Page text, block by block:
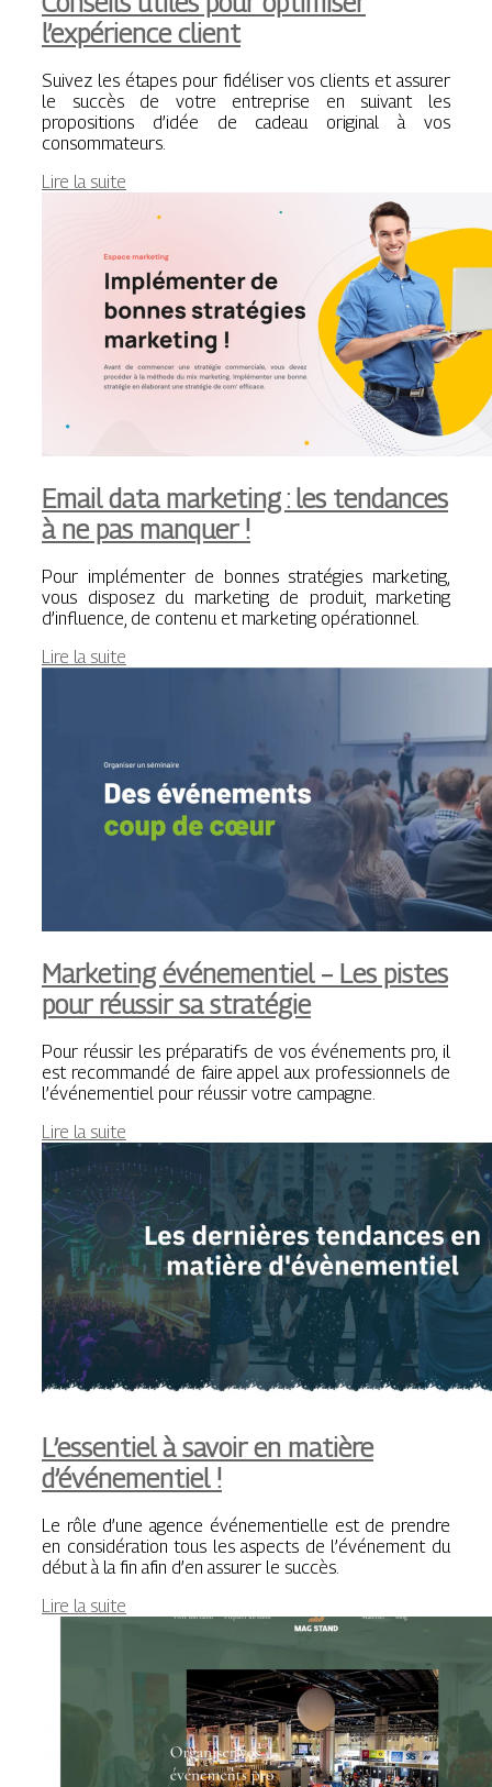
l’expérience client
Suivez les étapes pour fidéliser vos clients et assurer
le succès de votre entreprise en suivant les
propositions d’idée de cadeau original à vos
consommateurs.
Lire la suite
Email data marketing : les tendances
à ne pas manquer !
Pour implémenter de bonnes stratégies marketing,
vous disposez du marketing de produit, marketing
d’influence, de contenu et marketing opérationnel.
Lire la suite
Marketing événementiel – Les pistes
pour réussir sa stratégie
Pour réussir les préparatifs de vos événements pro, il
est recommandé de faire appel aux professionnels de
l’événementiel pour réussir votre campagne.
Lire la suite
L’essentiel à savoir en matière
d’événementiel !
Le rôle d’une agence événementielle est de prendre
en considération tous les aspects de l’événement du
début à la fin afin d’en assurer le succès.
Lire la suite